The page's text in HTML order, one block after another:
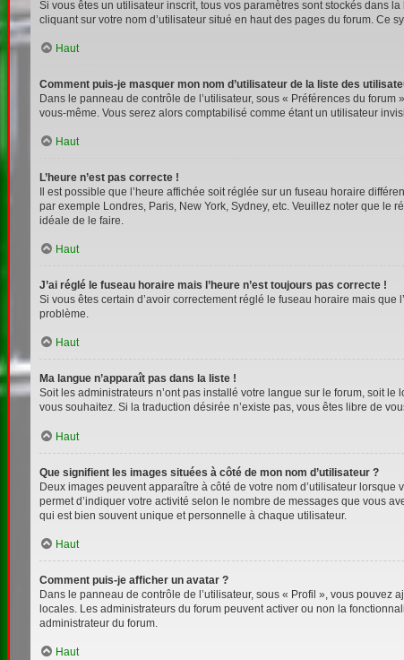
Si vous êtes un utilisateur inscrit, tous vos paramètres sont stockés dans
cliquant sur votre nom d’utilisateur situé en haut des pages du forum. Ce
Haut
Comment puis-je masquer mon nom d’utilisateur de la liste des
Dans le panneau de contrôle de l’utilisateur, sous « Préférences du
vous-même. Vous serez alors comptabilisé comme étant un utilisateur
Haut
L’heure n’est pas correcte !
Il est possible que l’heure affichée soit réglée sur un fuseau horaire
par exemple Londres, Paris, New York, Sydney, etc. Veuillez noter que le
idéale de le faire.
Haut
J’ai réglé le fuseau horaire mais l’heure n’est toujours pas correcte !
Si vous êtes certain d’avoir correctement réglé le fuseau horaire mais
problème.
Haut
Ma langue n’apparaît pas dans la liste !
Soit les administrateurs n’ont pas installé votre langue sur le forum, soit
vous souhaitez. Si la traduction désirée n’existe pas, vous êtes libre de
Haut
Que signifient les images situées à côté de mon nom d’utilisateur ?
Deux images peuvent apparaître à côté de votre nom d’utilisateur
permet d’indiquer votre activité selon le nombre de messages que vous
qui est bien souvent unique et personnelle à chaque utilisateur.
Haut
Comment puis-je afficher un avatar ?
Dans le panneau de contrôle de l’utilisateur, sous « Profil », vous pouvez
locales. Les administrateurs du forum peuvent activer ou non la
administrateur du forum.
Haut